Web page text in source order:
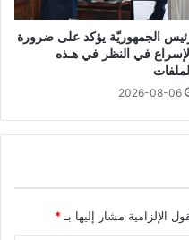
الجمهوريّة يؤكد على ضرورة
الإسراع في النظر في هـذه
الملفات
2026-08-06
الإلزامية مشار إليها بـ*